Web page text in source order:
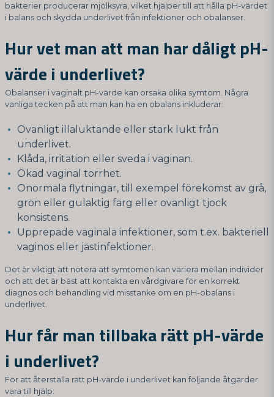
bakterier producerar mjölksyra, vilket hjälper till att hålla pH-värdet
i balans och skydda underlivet från infektioner och obalanser.
Hur vet man att man har dåligt pH-
värde i underlivet?
Obalanser i vaginalt pH-värde kan orsaka olika symtom. Några
vanliga tecken på att man kan ha en obalans inkluderar:
Ovanligt illaluktande eller stark lukt från
underlivet.
Klåda, irritation eller sveda i vaginan.
Ökad vaginal torrhet.
Onormala flytningar, till exempel förekomst av grå,
grön eller gulaktig färg eller ovanligt tjock
konsistens.
Upprepade vaginala infektioner, som t.ex. bakteriell
vaginos eller jästinfektioner.
Det är viktigt att notera att symtomen kan variera mellan individer
och att det är bäst att kontakta en vårdgivare för en korrekt
diagnos och behandling vid misstanke om en pH-obalans i
underlivet.
Hur får man tillbaka rätt pH-värde
i underlivet?
För att återställa rätt pH-värde i underlivet kan följande åtgärder
vara till hjälp: